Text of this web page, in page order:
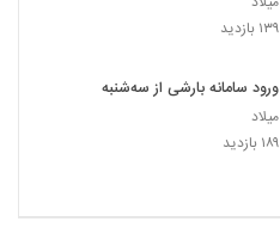
۱۳۹ بازدید
ورود سامانه بارشی از سه‌شنبه
میلاد
۱۸۹ بازدید